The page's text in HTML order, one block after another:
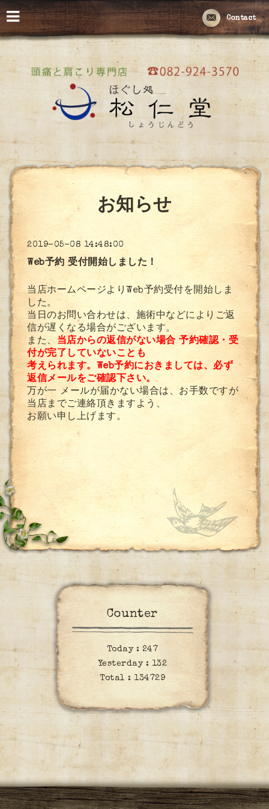
Contact
お知らせ
2019-05-08 14:48:00
Web予約 受付開始しました！
当店ホームページよりWeb予約受付を開始しま
した。
当日のお問い合わせは、施術中などによりご返
信が遅くなる場合がございます。
また、 当店からの返信がない場合 予約確認・受
付が完了していないことも
考えられます。Web予約におきましては、必ず
返信メールをご確認下さい。
万が一 メールが届かない場合は、お手数ですが
当店までご連絡頂きますよう、
お願い申し上げます。
Counter
Today : 247
Yesterday : 132
Total : 134729